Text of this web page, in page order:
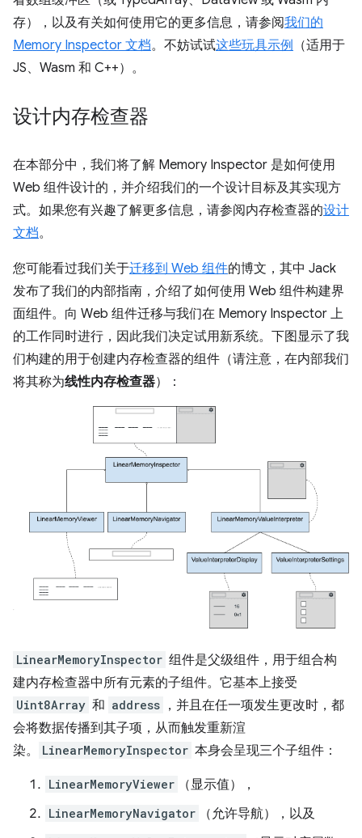
存），以及有关如何使用它的更多信息，请参阅我们的
Memory Inspector 文档。不妨试试这些玩具示例 （适用于
JS、Wasm 和 C++）。
设计内存检查器
在本部分中，我们将了解 Memory Inspector 是如何使用
Web 组件设计的，并介绍我们的一个设计目标及其实现方
式。如果您有兴趣了解更多信息，请参阅内存检查器的设计
文档。
您可能看过我们关于迁移到 Web 组件的博文，其中 Jack
发布了我们的内部指南，介绍了如何使用 Web 组件构建界
面组件。向 Web 组件迁移与我们在 Memory Inspector 上
的工作同时进行，因此我们决定试用新系统。下图显示了我
们构建的用于创建内存检查器的组件（请注意，在内部我们
将其称为线性内存检查器）：
LinearMemoryInspector 组件是父级组件，用于组合构
建内存检查器中所有元素的子组件。它基本上接受
Uint8Array 和 address ，并且在任一项发生更改时，都
会将数据传播到其子项，从而触发重新渲
染。
LinearMemoryInspector 本身会呈现三个子组件：
LinearMemoryViewer （显示值），
LinearMemoryNavigator （允许导航），以及